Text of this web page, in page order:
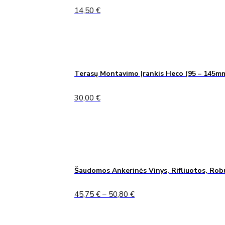
14,50 €
Terasų Montavimo Įrankis Heco (95 –
30,00 €
Šaudomos Ankerinės Vinys, Rifliuotos,
45,75 € – 50,80 €Price